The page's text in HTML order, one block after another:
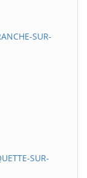
SUR-
SUR-